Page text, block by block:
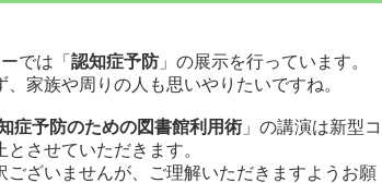
では「 認知症予防 」の展示を行っています。
家族や周りの人も思いやりたいですね。
症予防のための図書館利用術 」の講演は新型コ
させていただきます。
ざいませんが、ご理解いただきますようお願